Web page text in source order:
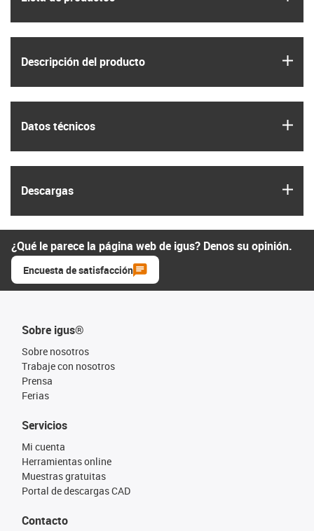
Descripción del producto
Datos técnicos
Descargas
¿Qué le parece la página web de igus? Denos su opinión.
Encuesta de satisfacción
Sobre igus®
Sobre nosotros
Trabaje con nosotros
Prensa
Ferias
Servicios
Mi cuenta
Herramientas online
Muestras gratuitas
Portal de descargas CAD
Contacto